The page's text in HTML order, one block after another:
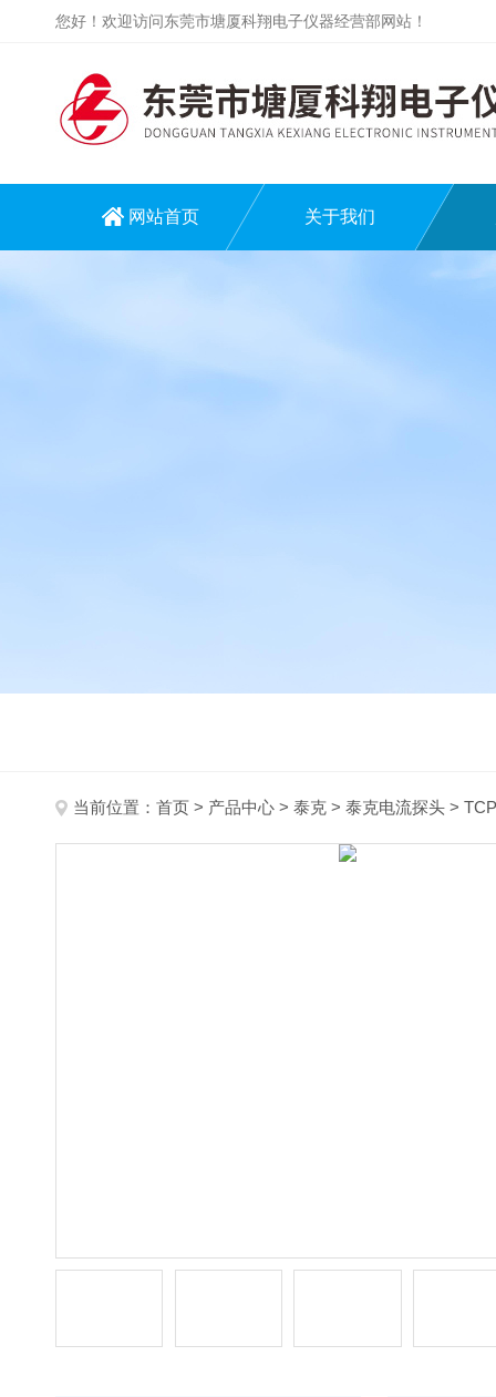
您好！欢迎访问东莞市塘厦科翔电子仪器经营部网站！
网站首页 关于我们
当前位置： 首页 > 产品中心 > 泰克 > 泰克电流探头 >